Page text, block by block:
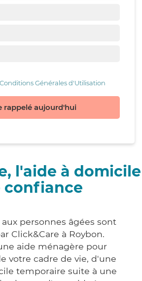
Conditions Générales d'Utilisation
rappelé aujourd'hui
l'aide à domicile
confiance
aux personnes âgées sont
Click&Care à Roybon.
aide ménagère pour
votre cadre de vie, d'une
temporaire suite à une